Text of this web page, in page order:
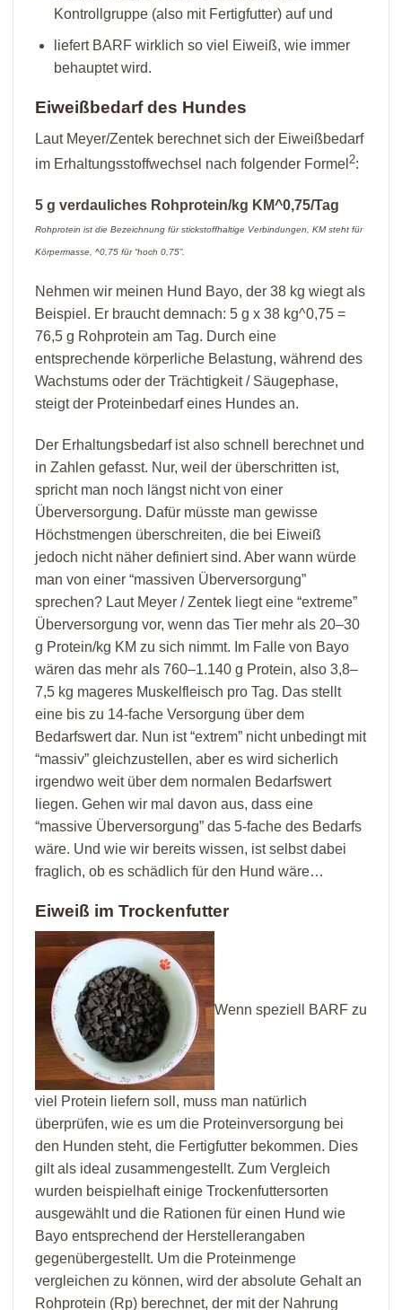
Kontrollgruppe (also mit Fertigfutter) auf und
liefert BARF wirklich so viel Eiweiß, wie immer
behauptet wird.
Eiweißbedarf des Hundes
Laut Meyer/Zentek berechnet sich der Eiweißbedarf
im Erhaltungsstoffwechsel nach folgender Formel 2:
5 g verdauliches Rohprotein/kg KM^0,75/Tag
Rohprotein ist die Bezeichnung für stickstoffhaltige Verbindungen, KM steht für
Körpermasse, ^0,75 für “hoch 0,75”.
Nehmen wir meinen Hund Bayo, der 38 kg wiegt als
Beispiel. Er braucht demnach: 5 g x 38 kg^0,75 =
76,5 g Rohprotein am Tag. Durch eine
entsprechende körperliche Belastung, während des
Wachstums oder der Trächtigkeit / Säugephase,
steigt der Proteinbedarf eines Hundes an.
Der Erhaltungsbedarf ist also schnell berechnet und
in Zahlen gefasst. Nur, weil der überschritten ist,
spricht man noch längst nicht von einer
Überversorgung. Dafür müsste man gewisse
Höchstmengen überschreiten, die bei Eiweiß
jedoch nicht näher definiert sind. Aber wann würde
man von einer “massiven Überversorgung”
sprechen? Laut Meyer / Zentek liegt eine “extreme”
Überversorgung vor, wenn das Tier mehr als 20–30
g Protein/kg KM zu sich nimmt. Im Falle von Bayo
wären das mehr als 760–1.140 g Protein, also 3,8–
7,5 kg mageres Muskelfleisch pro Tag. Das stellt
eine bis zu 14-fache Versorgung über dem
Bedarfswert dar. Nun ist “extrem” nicht unbedingt mit
“massiv” gleichzustellen, aber es wird sicherlich
irgendwo weit über dem normalen Bedarfswert
liegen. Gehen wir mal davon aus, dass eine
“massive Überversorgung” das 5-fache des Bedarfs
wäre. Und wie wir bereits wissen, ist selbst dabei
fraglich, ob es schädlich für den Hund wäre…
Eiweiß im Trockenfutter
Wenn speziell BARF zu
viel Protein liefern soll, muss man natürlich
überprüfen, wie es um die Proteinversorgung bei
den Hunden steht, die Fertigfutter bekommen. Dies
gilt als ideal zusammengestellt. Zum Vergleich
wurden beispielhaft einige Trockenfuttersorten
ausgewählt und die Rationen für einen Hund wie
Bayo entsprechend der Herstellerangaben
gegenübergestellt. Um die Proteinmenge
vergleichen zu können, wird der absolute Gehalt an
Rohprotein (Rp) berechnet, der mit der Nahrung